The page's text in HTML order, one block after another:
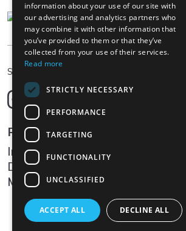
Sprache wählen
Deutsch
English
Français
Italiano
Rechtliches
Impressum
Datenschutz
Medien
information about your use of our site with
our advertising and analytics partners who
may combine it with other information that
you’ve provided to them or that they’ve
collected from your use of their services.
Read more
STRICTLY NECESSARY
PERFORMANCE
TARGETING
FUNCTIONALITY
UNCLASSIFIED
ACCEPT ALL DECLINE ALL